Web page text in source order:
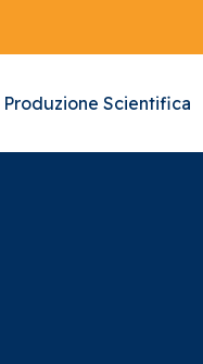
Produzione Scientifica